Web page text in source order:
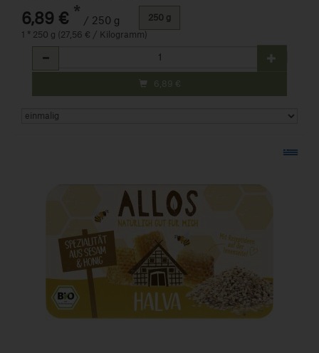
6,89 € * / 250 g
1 * 250 g (27,56 € / Kilogramm)
250 g
Anzahl
6,89 €